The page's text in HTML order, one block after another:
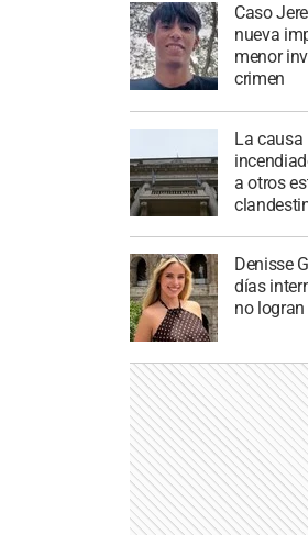
Caso
nueva
menor
crimen
La causa
a otros
Denisse
días
no